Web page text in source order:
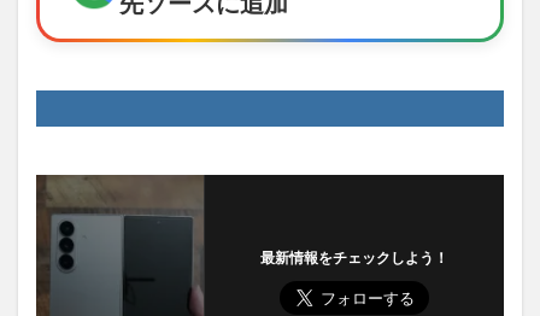
最新情報をチェックしよう！